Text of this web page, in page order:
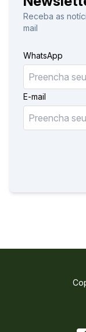
Receba as
mail
WhatsApp
E-mail